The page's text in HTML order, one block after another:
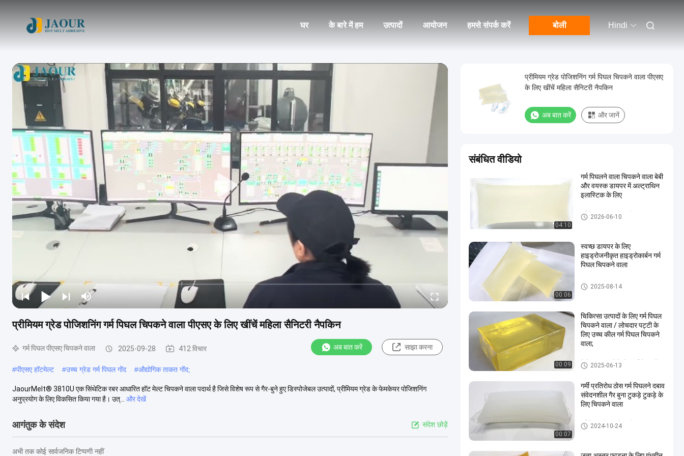
घर के बारे में हम उत्पादों आयोजन हमसे संपर्क करें बोली Hindi
प्रीमियम ग्रेड पोजिशनिंग गर्म पिघल चिपकने वाला पीएसए के लिए खींचें महिला सैनिटरी नैपकिन
गर्म पिघल पीएसए चिपकने वाला 2025-09-28 412 विचार अब बात करें साझा करना
#पीएसए हॉटमेल्ट #उच्च ग्रेड गर्म पिघल गोंद #औद्योगिक ताकत गोंद;
JaourMelt® 3810U एक सिंथेटिक रबर आधारित हॉट मेल्ट चिपकने वाला पदार्थ है जिसे विशेष रूप से गैर-बुने हुए डिस्पोजेबल उत्पादों, प्रीमियम ग्रेड के फेमकेयर पोजिशनिंग
अनुप्रयोग के लिए विकसित किया गया है। उत्...
और देखें
आगंतुक के संदेश संदेश छोड़ें
अभी तक कोई सार्वजनिक टिप्पणी नहीं
प्रीमियम ग्रेड पोजिशनिंग गर्म पिघल चिपकने वाला पीएसए
के लिए खींचें महिला सैनिटरी नैपकिन
अब बात करें और जानें
संबंधित वीडियो
04:10
गर्म पिघलने वाला चिपकने वाला बेबी
और वयस्क डायपर में अल्ट्राथिन
इलास्टिक के लिए
गर्म पिघल पीएसए चिपकने वाला
2026-06-10
00:06
स्वच्छ डायपर के लिए
हाइड्रोजनीकृत हाइड्रोकार्बन गर्म
पिघल चिपकने वाला
गरम तरल गोंद
2025-08-14
00:09
चिकित्सा उत्पादों के लिए गर्म पिघल
चिपकने वाला / लोचदार पट्टी के
लिए उच्च कील गर्म पिघल चिपकने
वाला;
चिकित्सा उत्पादों के लिए गर्म पिघल चिप
कने वाला
2025-06-13
00:07
गर्मी प्रतिरोध ठोस गर्म पिघलने दबाव
संवेदनशील गैर बुना टुकड़े टुकड़े के
लिए चिपकने वाला
गर्म पिघल पीएसए चिपकने वाला
2024-10-24